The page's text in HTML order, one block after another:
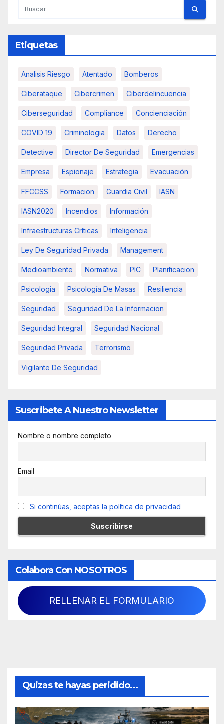
Etiquetas
Analisis Riesgo Atentado Bomberos
Ciberataque Cibercrimen Ciberdelincuencia
Ciberseguridad Compliance Concienciación
COVID 19 Criminologia Datos Derecho
Detective Director De Seguridad Emergencias
Empresa Espionaje Estrategia Evacuación
FFCCSS Formacion Guardia Civil IASN
IASN2020 Incendios Información
Infraestructuras Críticas Inteligencia
Ley De Seguridad Privada Management
Medioambiente Normativa PIC Planificacion
Psicologia Psicología De Masas Resiliencia
Seguridad Seguridad De La Informacion
Seguridad Integral Seguridad Nacional
Seguridad Privada Terrorismo
Vigilante De Seguridad
Suscribete A Nuestro Newsletter
Nombre o nombre completo
Email
Si continúas, aceptas la política de privacidad
Colabora Con NOSOTROS
RELLENAR EL FORMULARIO
Quizas te hayas peridido...